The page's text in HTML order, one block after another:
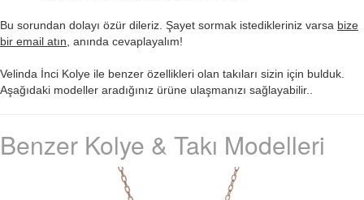
Bu sorundan dolayı özür dileriz. Şayet sormak istedikleriniz varsa bize
bir email atın , anında cevaplayalım!
Velinda İnci Kolye ile benzer özellikleri olan takıları sizin için bulduk.
Aşağıdaki modeller aradığınız ürüne ulaşmanızı sağlayabilir..
Benzer Kolye & Takı Modelleri